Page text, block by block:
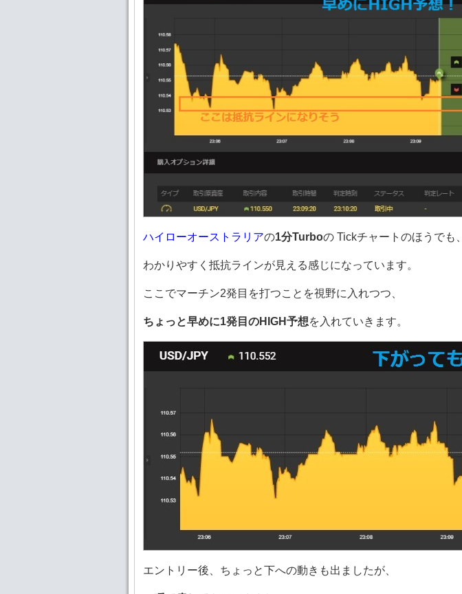
ハイローオーストラリアの1分Turboの Tickチャートのほうでも、
わかりやすく抵抗ラインが見える感じになっています。
ここでマーチン2発目を打つことを視野に入れつつ、
ちょっと早めに1発目のHIGH予想を入れていきます。
エントリー後、ちょっと下への動きも出ましたが、